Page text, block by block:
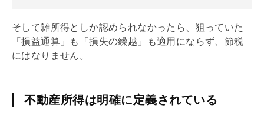
そして雑所得としか認められなかったら、狙っていた
「損益通算」も「損失の繰越」も適用にならず、節税
にはなりません。
不動産所得は明確に定義されている